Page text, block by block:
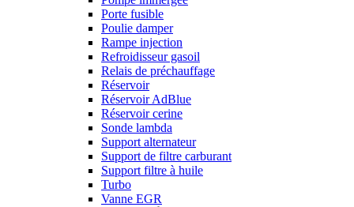
Porte fusible
Poulie damper
Rampe injection
Refroidisseur gasoil
Relais de préchauffage
Réservoir
Réservoir AdBlue
Réservoir cerine
Sonde lambda
Support alternateur
Support de filtre carburant
Support filtre à huile
Turbo
Vanne EGR